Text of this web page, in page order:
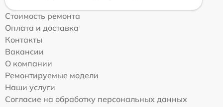
Стоимость ремонта
Оплата и доставка
Контакты
Вакансии
О компании
Ремонтируемые модели
Наши услуги
Согласие на обработку персональных данных